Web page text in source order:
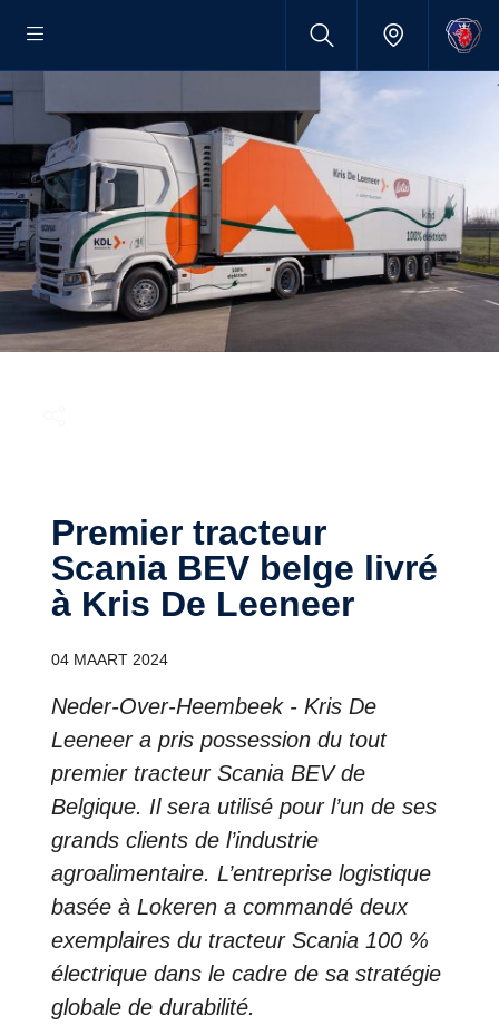
Premier tracteur
Scania BEV belge livré
à Kris De Leeneer
04 MAART 2024
Neder-Over-Heembeek - Kris De
Leeneer a pris possession du tout
premier tracteur Scania BEV de
Belgique. Il sera utilisé pour l’un de ses
grands clients de l’industrie
agroalimentaire. L’entreprise logistique
basée à Lokeren a commandé deux
exemplaires du tracteur Scania 100 %
électrique dans le cadre de sa stratégie
globale de durabilité.